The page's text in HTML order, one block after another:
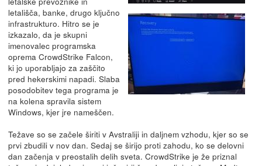
letališča, banke, drugo ključno
infrastrukturo. Hitro se je
izkazalo, da je skupni
imenovalec programska
oprema CrowdStrike Falcon,
ki jo uporabljajo za zaščito
pred hekerskimi napadi. Slaba
posodobitev tega programa je
na kolena spravila sistem
Windows, kjer jre nameščen.
Težave so se začele širiti v Avstraliji in daljnem vzhodu, kjer so se
prvi zbudili v nov dan. Sedaj se širijo proti zahodu, ko se delovni
dan začenja v preostalih delih sveta. CrowdStrike je že priznal